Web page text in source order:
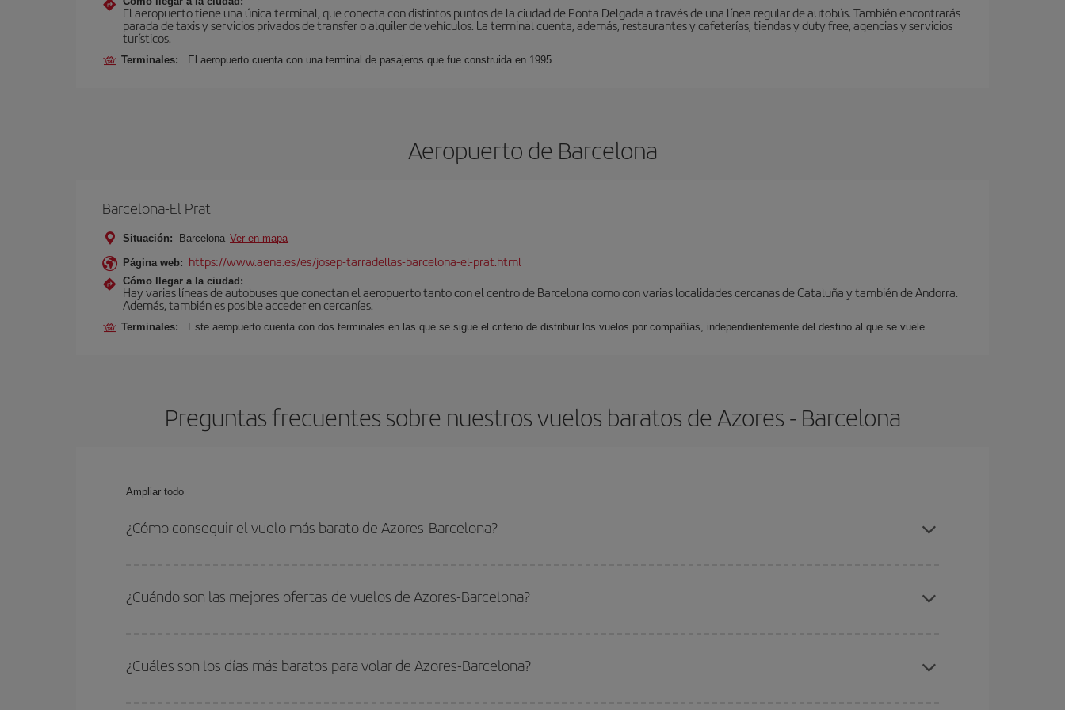
El aeropuerto tiene una única terminal, que conecta con distintos puntos de la ciudad de Ponta Delgada a través de una línea regular de autobús. También encontrarás
parada de taxis y servicios privados de transfer o alquiler de vehículos. La terminal cuenta, además, restaurantes y cafeterías, tiendas y duty free, agencias y servicios
turísticos.
Terminales: El aeropuerto cuenta con una terminal de pasajeros que fue construida en 1995.
Aeropuerto de Barcelona
Barcelona-El Prat
Situación: Barcelona Ver en mapa
Página web: https://www.aena.es/es/josep-tarradellas-barcelona-el-prat.html
Cómo llegar a la ciudad:
Hay varias líneas de autobuses que conectan el aeropuerto tanto con el centro de Barcelona como con varias localidades cercanas de Cataluña y también de Andorra.
Además, también es posible acceder en cercanías.
Terminales: Este aeropuerto cuenta con dos terminales en las que se sigue el criterio de distribuir los vuelos por compañías, independientemente del destino al que se vuele.
Preguntas frecuentes sobre nuestros vuelos baratos de Azores - Barcelona
Ampliar todo
¿Cómo conseguir el vuelo más barato de Azores-Barcelona?
fechas y horarios de ida y vuelta.
¿Cuándo son las mejores ofertas de vuelos de Azores-Barcelona?
periodos de vacaciones escolares son temporada alta. Además, sobre todo si estás pensando en una escapada de fin de semana,
precios encontrarás.
¿Cuáles son los días más baratos para volar de Azores-Barcelona?